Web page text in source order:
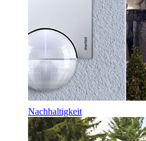
Nachhaltigkeit